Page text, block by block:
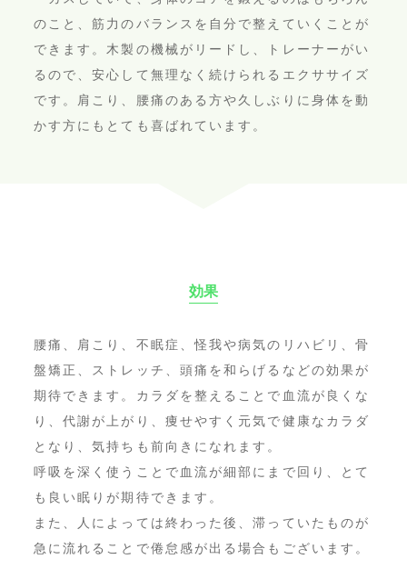
のこと、筋力のバランスを自分で整えていくことが
できます。木製の機械がリードし、トレーナーがい
るので、安心して無理なく続けられるエクササイズ
です。肩こり、腰痛のある方や久しぶりに身体を動
かす方にもとても喜ばれています。
効果
腰痛、肩こり、不眠症、怪我や病気のリハビリ、骨
盤矯正、ストレッチ、頭痛を和らげるなどの効果が
期待できます。カラダを整えることで血流が良くな
り、代謝が上がり、痩せやすく元気で健康なカラダ
となり、気持ちも前向きになれます。
呼吸を深く使うことで血流が細部にまで回り、とて
も良い眠りが期待できます。
また、人によっては終わった後、滞っていたものが
急に流れることで倦怠感が出る場合もございます。